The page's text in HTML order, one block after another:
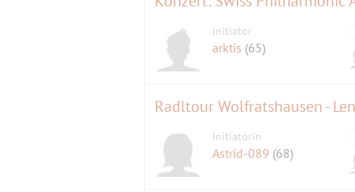
Initiator
arktis (65)
Radltour Wolfratshausen -
Initiatorin
Astrid-089 (68)